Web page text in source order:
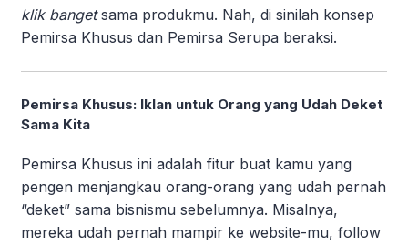
klik bangetsama produkmu. Nah, di sinilah konsep
Pemirsa Khusus dan Pemirsa Serupa beraksi.
Pemirsa Khusus: Iklan untuk Orang yang Udah Deket
Sama Kita
Pemirsa Khusus ini adalah fitur buat kamu yang
pengen menjangkau orang-orang yang udah pernah
“deket” sama bisnismu sebelumnya. Misalnya,
mereka udah pernah mampir ke website-mu, follow